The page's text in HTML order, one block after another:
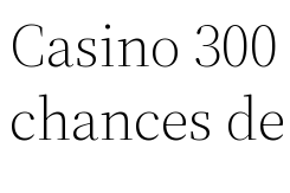
Casino
chances